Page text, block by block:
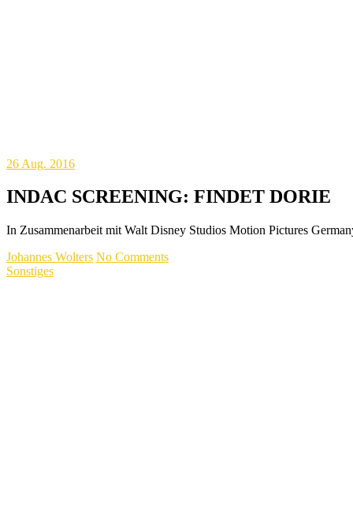
26 Aug. 2016
INDAC SCREENING: FINDET DORIE
In Zusammenarbeit mit Walt Disney Studios Motion Pictures
Johannes Wolters No Comments
Sonstiges